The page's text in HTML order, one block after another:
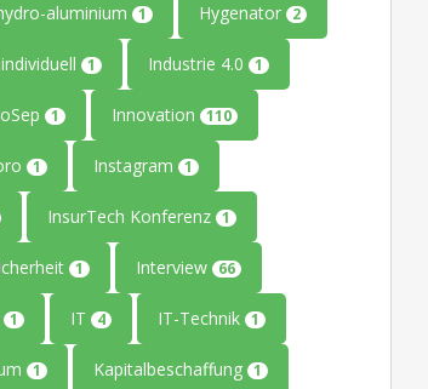
aluminium 1 Hygenator 2
individuell 1 Industrie 4.0 1
1 Innovation 110
1 Instagram 1
InsurTech Konferenz 1
1 Interview 66
1 IT 4 IT-Technik 1
1 Kapitalbeschaffung 1